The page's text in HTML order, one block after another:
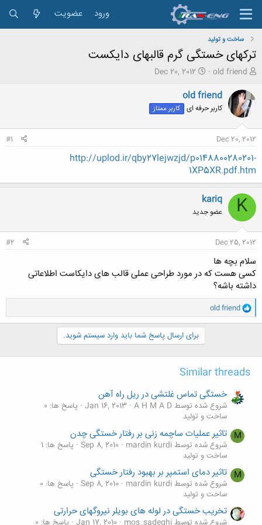
ورود عضویت
ساخت و تولید
ترکهای خستگی گرم قالبهای دایکست
ش
و
ع
ک
ه
م
و
ض
و
ع
old friend
ت
ر
خ
ع
Dec 20, 2012
old friend
کاربر حرفه ای کاربر ممتاز
Dec 20, 2012
#1
http://uplod.ir/qby27lejwzjd/p0148800280201-
1XP5XR.pdf.htm
K
kariq
عضو جدید
Dec 25, 2012
#2
سلام بچه ها
کسی هست که در مورد طراحی عملی قالب های دایکاست اطلاعاتی
داشته باشه؟
و
ا
ک
:
old friend
برای ارسال پاسخ شما باید وارد سیستم شوید.
Similar threads
خستگی تماس غلتشی در ریل راه آهن
شروع شده توسط A H M A D Jan 16, 2013 پاسخ ها: 0
ساخت و تولید
M تاثیر عملیات ساچمه زنی بر رفتار خستگی چدن
شروع شده توسط mardin kurdi Sep 8, 2010 پاسخ ها: 1
ساخت و تولید
M تاثیر دمای استمپر بر بهبود رفتار خستگی
شروع شده توسط mardin kurdi Sep 8, 2010 پاسخ ها: 0
ساخت و تولید
تخریب خستگی در لوله های بویلر نیروگهای حرارتی